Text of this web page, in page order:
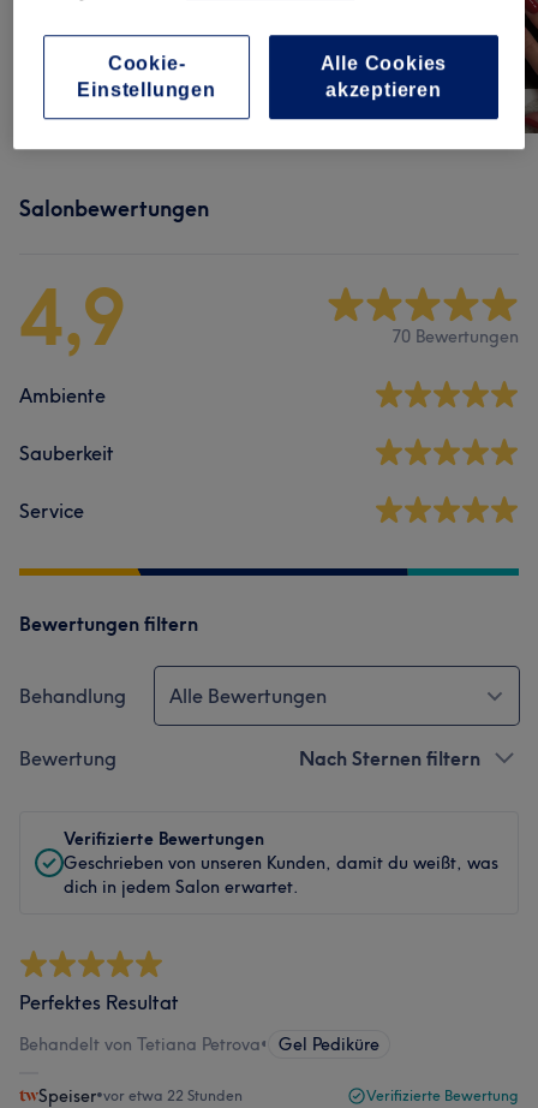
Salonbewertungen
4,9 70 Bewertungen
Ambiente
Sauberkeit
Service
Bewertungen filtern
Behandlung Alle Bewertungen
Bewertung Nach Sternen filtern
Verifizierte Bewertungen
Geschrieben von unseren Kunden, damit du weißt, was
dich in jedem Salon erwartet.
Perfektes Resultat
Behandelt von Tetiana Petrova• Gel Pediküre
Speiser•vor etwa 22 Stunden Verifizierte Bewertung
Alle Cookies
akzeptieren
Cookie-
Einstellungen